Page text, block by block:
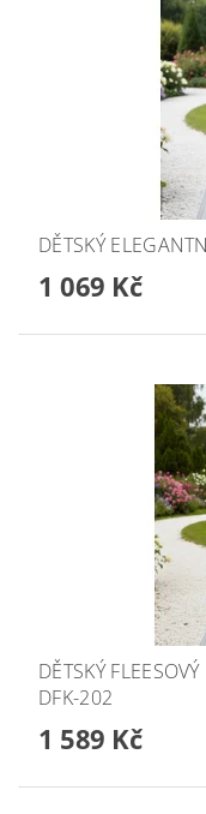
DĚTSKÝ
1 069 Kč
DĚTSKÝ
DFK-202
1 589 Kč